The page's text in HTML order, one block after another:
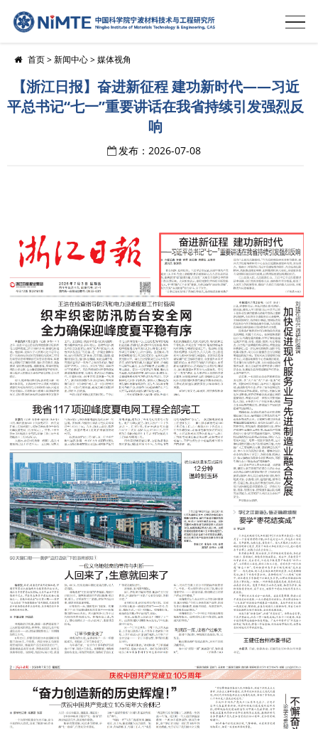
首页>新闻中心>媒体视角
【浙江日报】奋进新征程 建功新时代——习近
平总书记“七一”重要讲话在我省持续引发强烈反
响
发布：2026-07-08